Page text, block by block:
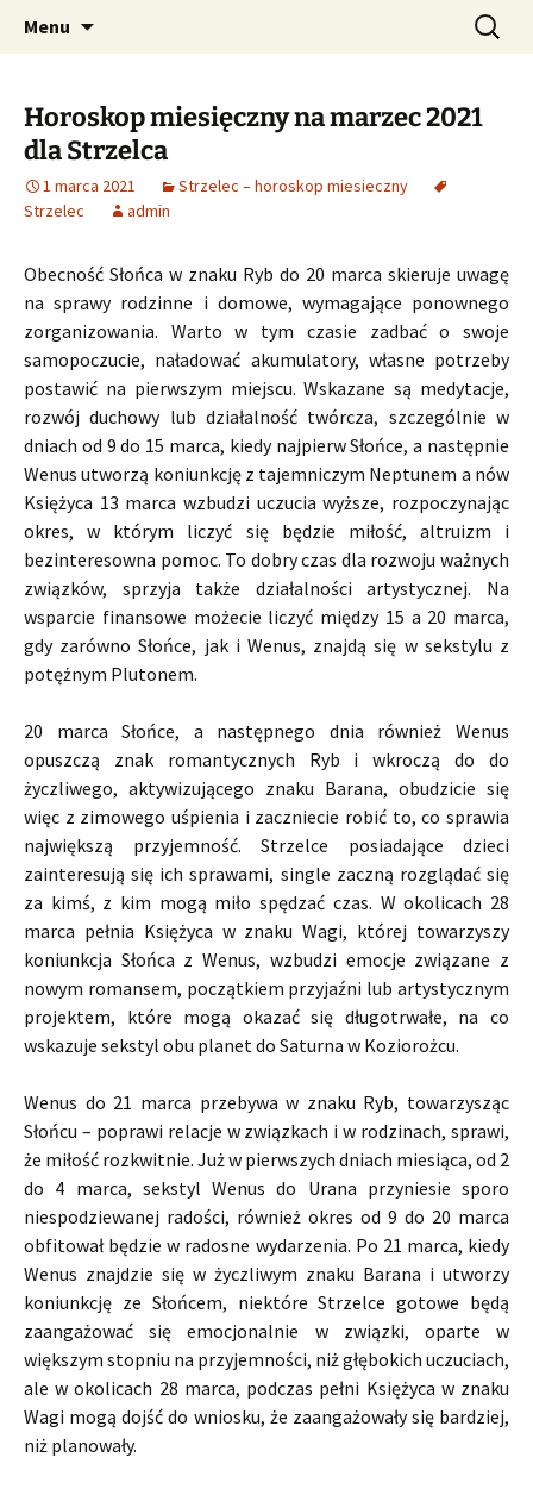
CzaroMarowy horoskop
dzienny, miesięczny i
tygodniowy
Profesjonalne przepowiednie astrologiczne
Menu Szukaj:
Horoskop miesięczny na marzec 2021
dla Strzelca
1 marca 2021
Strzelec – horoskop miesieczny
Strzelec
admin
Obecność Słońca w znaku Ryb do 20 marca skieruje uwagę
na sprawy rodzinne i domowe, wymagające ponownego
zorganizowania. Warto w tym czasie zadbać o swoje
samopoczucie, naładować akumulatory, własne potrzeby
postawić na pierwszym miejscu. Wskazane są medytacje,
rozwój duchowy lub działalność twórcza, szczególnie w
dniach od 9 do 15 marca, kiedy najpierw Słońce, a następnie
Wenus utworzą koniunkcję z tajemniczym Neptunem a nów
Księżyca 13 marca wzbudzi uczucia wyższe, rozpoczynając
okres, w którym liczyć się będzie miłość, altruizm i
bezinteresowna pomoc. To dobry czas dla rozwoju ważnych
związków, sprzyja także działalności artystycznej. Na
wsparcie finansowe możecie liczyć między 15 a 20 marca,
gdy zarówno Słońce, jak i Wenus, znajdą się w sekstylu z
potężnym Plutonem.
20 marca Słońce, a następnego dnia również Wenus
opuszczą znak romantycznych Ryb i wkroczą do do
życzliwego, aktywizującego znaku Barana, obudzicie się
więc z zimowego uśpienia i zaczniecie robić to, co sprawia
największą przyjemność. Strzelce posiadające dzieci
zainteresują się ich sprawami, single zaczną rozglądać się
za kimś, z kim mogą miło spędzać czas. W okolicach 28
marca pełnia Księżyca w znaku Wagi, której towarzyszy
koniunkcja Słońca z Wenus, wzbudzi emocje związane z
nowym romansem, początkiem przyjaźni lub artystycznym
projektem, które mogą okazać się długotrwałe, na co
wskazuje sekstyl obu planet do Saturna w Koziorożcu.
Wenus do 21 marca przebywa w znaku Ryb, towarzysząc
Słońcu – poprawi relacje w związkach i w rodzinach, sprawi,
że miłość rozkwitnie. Już w pierwszych dniach miesiąca, od 2
do 4 marca, sekstyl Wenus do Urana przyniesie sporo
niespodziewanej radości, również okres od 9 do 20 marca
obfitował będzie w radosne wydarzenia. Po 21 marca, kiedy
Wenus znajdzie się w życzliwym znaku Barana i utworzy
koniunkcję ze Słońcem, niektóre Strzelce gotowe będą
zaangażować się emocjonalnie w związki, oparte w
większym stopniu na przyjemności, niż głębokich uczuciach,
ale w okolicach 28 marca, podczas pełni Księżyca w znaku
Wagi mogą dojść do wniosku, że zaangażowały się bardziej,
niż planowały.